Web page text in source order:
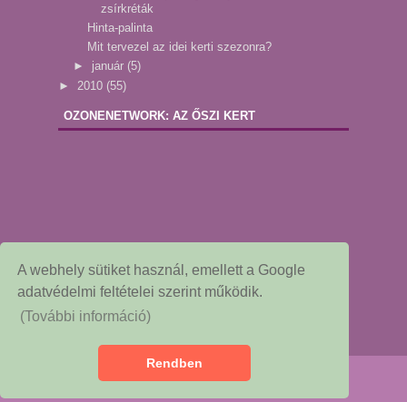
A webhely sütiket használ, emellett a Google
adatvédelmi feltételei szerint működik.
(További információ)
Rendben
zsírkréták
Hinta-palinta
Mit tervezel az idei kerti szezonra?
► január (5)
► 2010 (55)
OZONENETWORK: AZ ŐSZI KERT
Dekor és Mentha